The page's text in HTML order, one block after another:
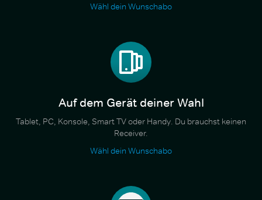
Wähl dein Wunschabo
Auf dem Gerät deiner Wahl
Tablet, PC, Konsole, Smart TV oder Handy. Du brauchst keinen
Receiver.
Wähl dein Wunschabo